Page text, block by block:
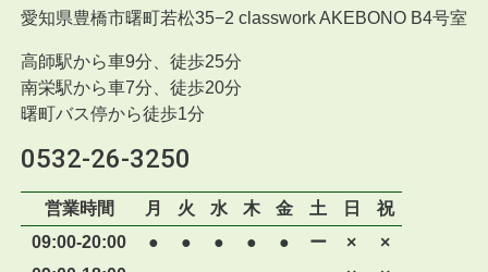
愛知県豊橋市曙町若松35−2 classwork AKEBONO B4号室
高師駅から車9分、徒歩25分
南栄駅から車7分、徒歩20分
曙町バス停から徒歩1分
0532-26-3250
営業時間 月 火 水 木 金 土 日
祝
09:00-20:00
● ● ● ● ● ー ×
×